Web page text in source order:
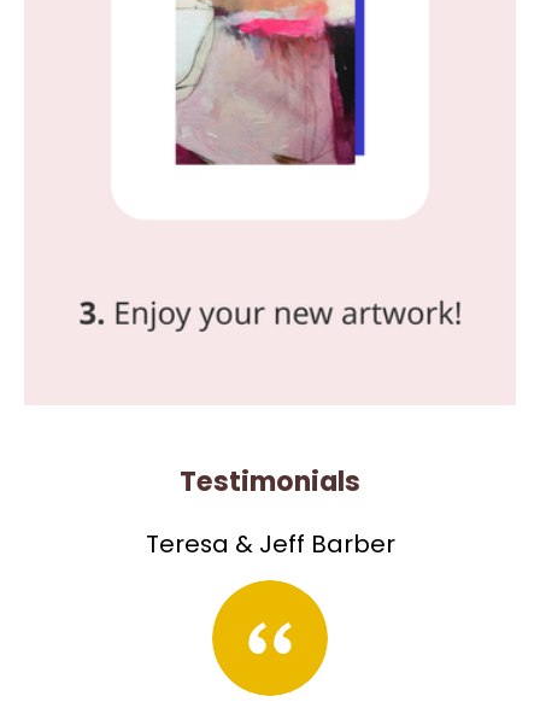
Testimonials
Teresa & Jeff Barber